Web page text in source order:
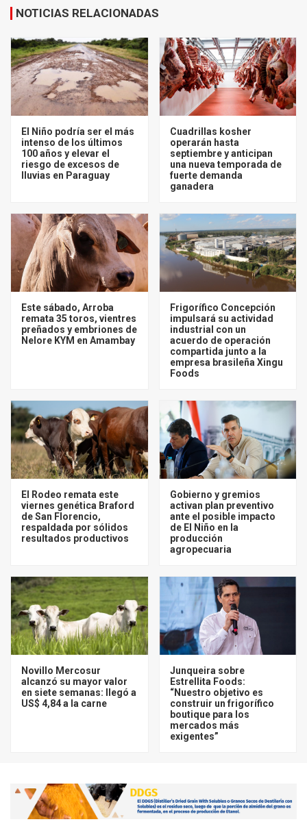
NOTICIAS RELACIONADAS
El Niño podría ser el más
intenso de los últimos
100 años y elevar el
riesgo de excesos de
lluvias en Paraguay
Cuadrillas kosher
operarán hasta
septiembre y anticipan
una nueva temporada de
fuerte demanda
ganadera
Este sábado, Arroba
remata 35 toros, vientres
preñados y embriones de
Nelore KYM en Amambay
Frigorífico Concepción
impulsará su actividad
industrial con un
acuerdo de operación
compartida junto a la
empresa brasileña Xingu
Foods
El Rodeo remata este
viernes genética Braford
de San Florencio,
respaldada por sólidos
resultados productivos
Gobierno y gremios
activan plan preventivo
ante el posible impacto
de El Niño en la
producción
agropecuaria
Novillo Mercosur
alcanzó su mayor valor
en siete semanas: llegó a
US$ 4,84 a la carne
Junqueira sobre
Estrellita Foods:
“Nuestro objetivo es
construir un frigorífico
boutique para los
mercados más
exigentes”